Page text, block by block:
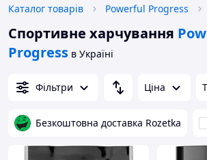
Каталог товарів Powerful Progress
Спортивне харчування
Progress в Україні
Фільтри Ціна
Безкоштовна доставка Rozetka